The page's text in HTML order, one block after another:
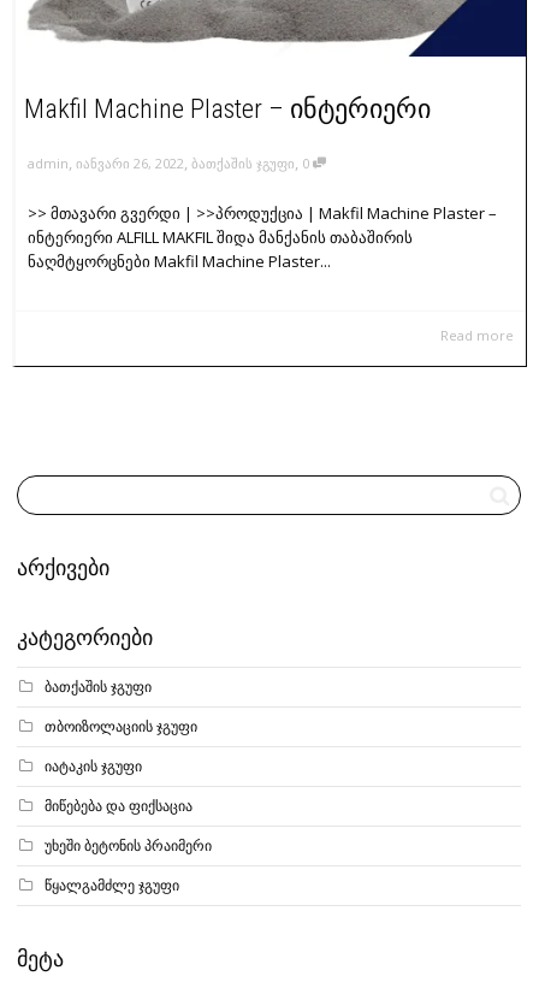
Makfil Machine Plaster – ინტერიერი
admin, იანვარი 26, 2022, ბათქაშის ჯგუფი, 0
>> მთავარი გვერდი | >>პროდუქცია | Makfil Machine Plaster –
ინტერიერი ALFILL MAKFIL შიდა მანქანის თაბაშირის
ნაღმტყორცნები Makfil Machine Plaster...
Read more
არქივები
კატეგორიები
ბათქაშის ჯგუფი
თბოიზოლაციის ჯგუფი
იატაკის ჯგუფი
მიწებება და ფიქსაცია
უხეში ბეტონის პრაიმერი
წყალგამძლე ჯგუფი
მეტა